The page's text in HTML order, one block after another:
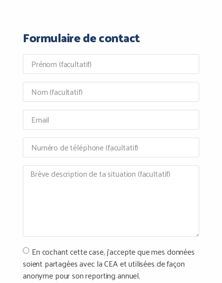
Formulaire de contact
En cochant cette case, j'accepte que mes données
soient partagées avec la CEA et utilisées de façon
anonyme pour son reporting annuel.